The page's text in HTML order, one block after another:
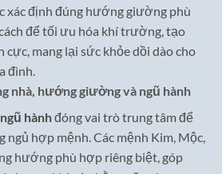
xác định đúng hướng giường phù
để tối ưu hóa khí trường, tạo
cực, mang lại sức khỏe dồi dào cho
đình.
nhà, hướng giường và ngũ hành
ngũ hànhđóng vai trò trung tâm để
hợp mệnh. Các mệnh Kim, Mộc,
hướng phù hợp riêng biệt, góp